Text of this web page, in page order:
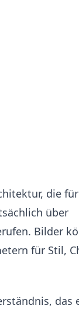
die für
über
Bilder
für Stil,
das